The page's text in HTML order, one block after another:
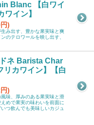
Blanc 【白ワイ
ワイン】
)
み出す、豊かな果実味と爽
のテロワールを映し出す、
ネ Barista Char
カワイン】【白
)
味、厚みのある果実味と滑
めで果実の味わいを前面に
つ飲んでも美味しいカジュ